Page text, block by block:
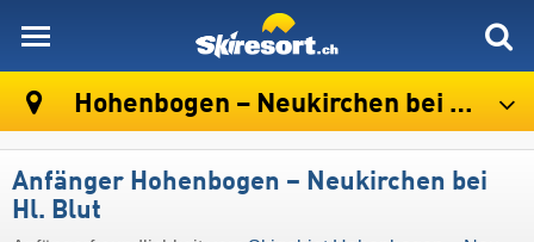
Hohenbogen – Neukirchen bei Hl. Blut
Anfänger Hohenbogen – Neukirchen bei
Hl. Blut